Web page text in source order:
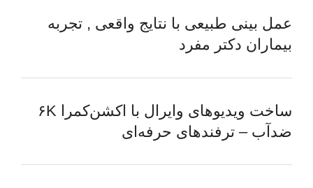
عمل بینی طبیعی با نتایج واقعی , تجربه
بیماران دکتر مفرد
ساخت ویدیوهای وایرال با اکشن‌کمرا ۶K
ضدآب – ترفندهای حرفه‌ای